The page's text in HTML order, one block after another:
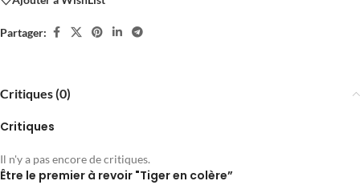
Partager:
Critiques (0)
Critiques
Il n'y a pas encore de critiques.
Être le premier à revoir "Tiger en colère”